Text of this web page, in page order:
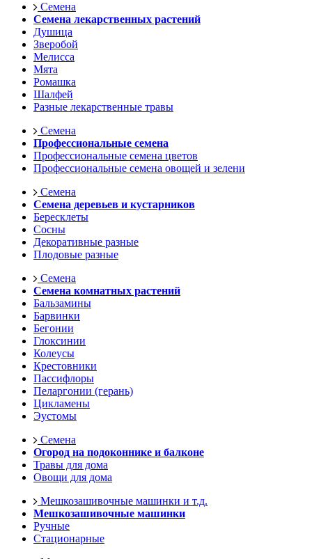
Семена
Семена лекарственных растений
Душица
Зверобой
Мелисса
Мята
Ромашка
Шалфей
Разные лекарственные травы
Семена
Профессиональные семена
Профессиональные семена цветов
Профессиональные семена овощей и зелени
Семена
Семена деревьев и кустарников
Бересклеты
Сосны
Декоративные разные
Плодовые разные
Семена
Семена комнатных растений
Бальзамины
Барвинки
Бегонии
Глоксинии
Колеусы
Крестовники
Пассифлоры
Пеларгонии (герань)
Цикламены
Эустомы
Семена
Огород на подоконнике и балконе
Травы для дома
Овощи для дома
Мешкозашивочные машинки и т.д.
Мешкозашивочные машинки
Ручные
Стационарные